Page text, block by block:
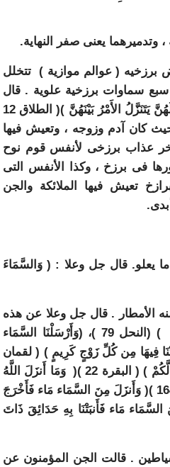
برزخيه ( عوالم موازية ) تتخلل
سبع سماوات برزخية علوية . قال
جل وعلا : ( اللَّهُ الَّذِي خَلَقَ سَبْعَ سَمَاوَاتٍ وَمِنَ الأَرْضِ مِثْلَهُنَّ يَتَنَزَّلُ الأَمْرُ بَيْنَهُنَّ )( الطلاق 12
كان آدم وزوجه ، وتعيش فيها
عذاب برزخى لأنفس قوم نوح
فى برزخ ، وكذا الأنفس التى
تعيش فيها الملائكة والجن
يعلو. قال جل وعلا : ( وَالسَّمَاءَ
الأمطار . قال جل وعلا عن هذه
السماء :(أَلَمْ يَرَوْا إِلَى الطَّيْرِ مُسَخَّرَاتٍ فِي جَوِّ السَّمَاء ) (النحل 79 )، (وَأَرْسَلْنَا السَّمَاء
مَاء فَأَنبَتْنَا فِيهَا مِن كُلِّ زَوْجٍ كَرِيمٍ ) ( لقمان
10 ) ( وَأَنزَلَ مِنَ السَّمَاء مَاء فَأَخْرَجَ بِهِ مِنَ الثَّمَرَاتِ رِزْقًا لَّكُمْ ) ( البقرة 22 )( وَمَا أَنزَلَ اللَّهُ
مِنَ السَّمَاء مِن مَّاء فَأَحْيَا بِهِ الأَرْضَ بَعْدَ مَوْتِهَا ) ( البقرة 164 )( وَأَنزَلَ مِنَ السَّمَاء مَاء فَأَخْرَجَ
32 )( وَأَنزَلَ لَكُم مِّنَ السَّمَاء مَاء فَأَنبَتْنَا بِهِ حَدَائِقَ ذَاتَ
. قالت الجن المؤمنون عن